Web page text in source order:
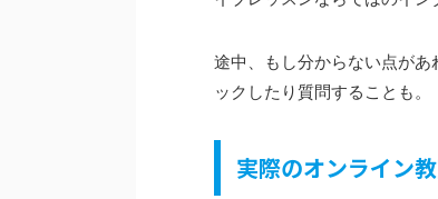
途中、もし分からない点が
ックしたり質問することも。
実際のオンライン